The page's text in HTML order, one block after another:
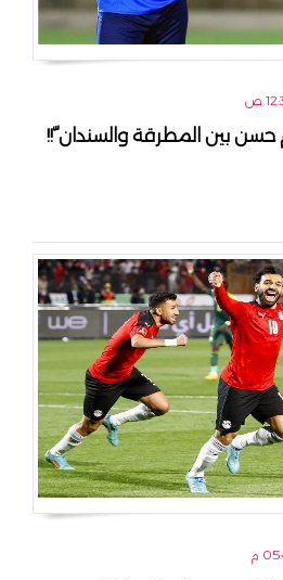
حسن بين المطرقة والسندان ّ!!